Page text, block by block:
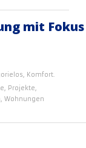
mit Fokus
, Komfort.
, Projekte,
, Wohnungen